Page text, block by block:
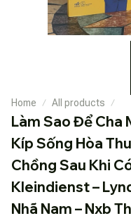
Home All products
Làm Sao Để Cha
Kíp Sống Hòa
Chồng Sau Khi
Kleindienst –
Nhã Nam – Nxb